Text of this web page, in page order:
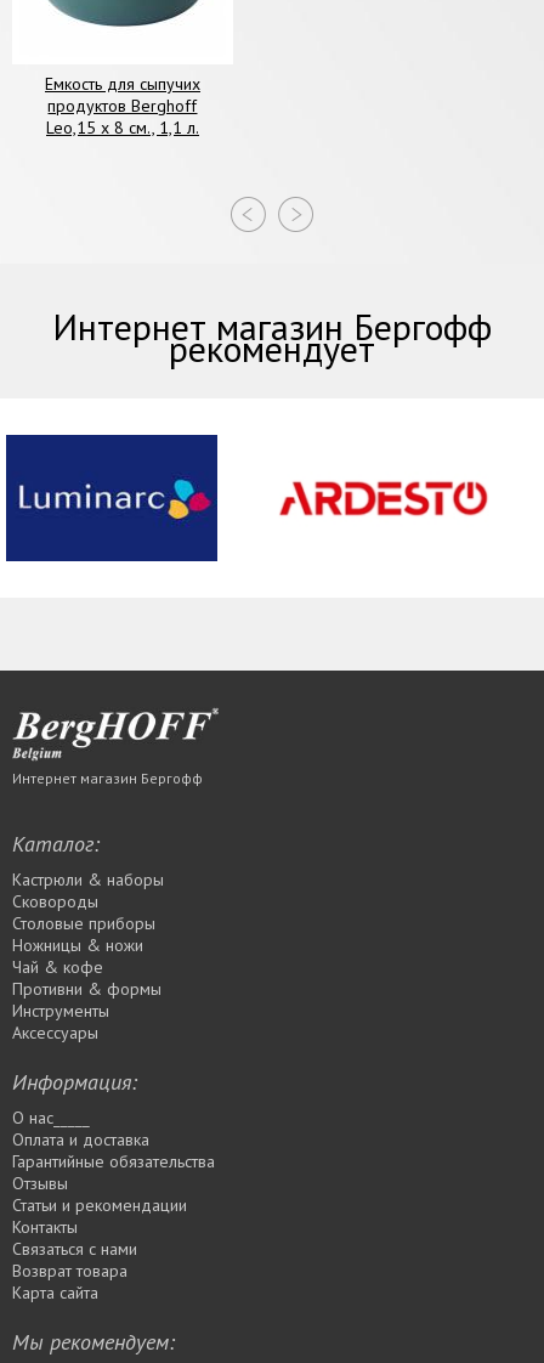
Емкость для сыпучих
продуктов Berghoff
Leo,15 х 8 см., 1,1 л.
Интернет магазин Бергофф
рекомендует
Интернет магазин Бергофф
Каталог:
Кастрюли & наборы
Сковороды
Столовые приборы
Ножницы & ножи
Чай & кофе
Противни & формы
Инструменты
Аксессуары
Информация:
О нас_____
Оплата и доставка
Гарантийные обязательства
Отзывы
Статьи и рекомендации
Контакты
Связаться с нами
Возврат товара
Карта сайта
Мы рекомендуем: